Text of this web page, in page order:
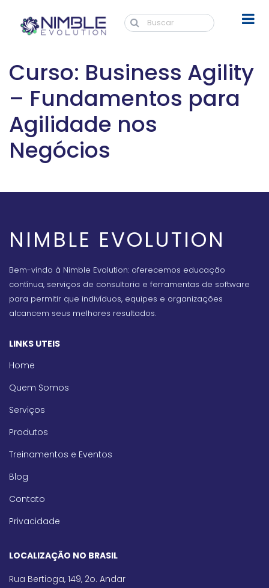
Curso: Business Agility
– Fundamentos para
Agilidade nos
Negócios
NIMBLE EVOLUTION
Bem-vindo à Nimble Evolution: oferecemos educação
contínua, serviços de consultoria e ferramentas de software
para permitir que indivíduos, equipes e organizações
alcancem seus melhores resultados.
LINKS UTEIS
Home
Quem Somos
Serviços
Produtos
Treinamentos e Eventos
Blog
Contato
Privacidade
LOCALIZAÇÃO NO BRASIL
Rua Bertioga, 149, 2o. Andar